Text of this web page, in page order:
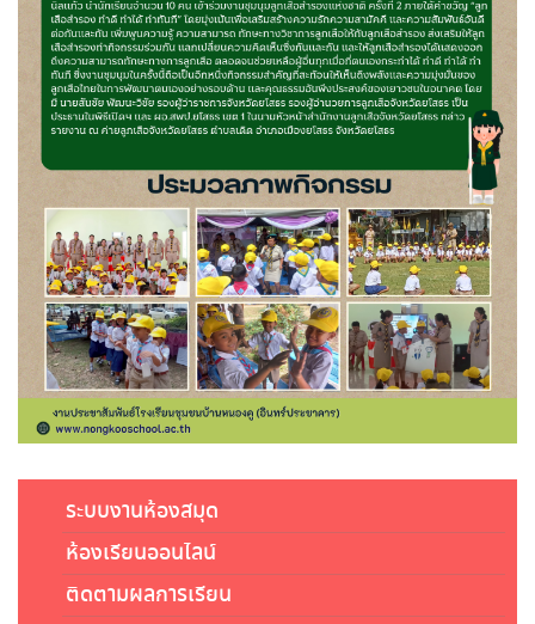
ระบบงานห้องสมุด
ห้องเรียนออนไลน์
ติดตามผลการเรียน